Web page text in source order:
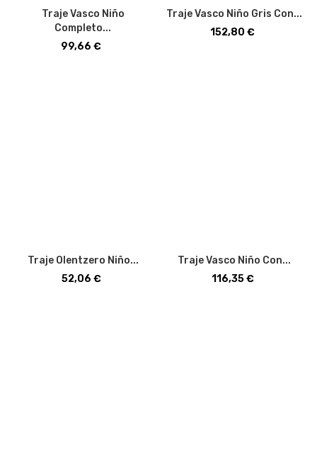
Traje Vasco Niño
Completo...
Precio
99,66 €
Traje Vasco Niño Gris Con...
Precio
152,80 €
Traje Olentzero Niño...
Precio
52,06 €
Traje Vasco Niño Con...
Precio
116,35 €